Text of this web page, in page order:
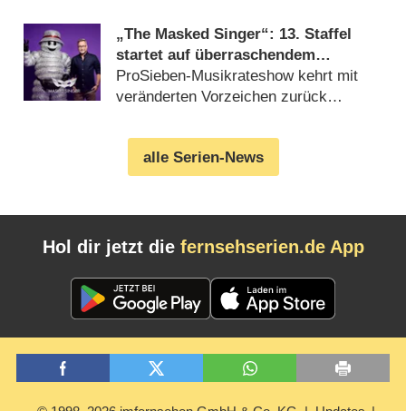
„The Masked Singer“: 13. Staffel
startet auf überraschendem
Sendeplatz und viel früher als
zuletzt
ProSieben-Musikrateshow kehrt mit
veränderten Vorzeichen zurück
alle Serien-News
Hol dir jetzt die fernsehserien.de App